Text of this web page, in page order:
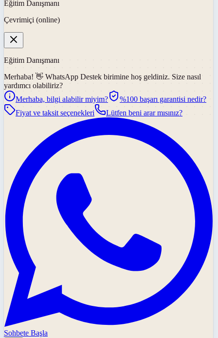
Eğitim Danışmanı
Çevrimiçi (online)
Eğitim Danışmanı
Merhaba! 👋 WhatsApp Destek birimine hoş geldiniz. Size nasıl
yardımcı olabiliriz?
Merhaba, bilgi alabilir miyim?
%100 başarı garantisi nedir?
Fiyat ve taksit seçenekleri
Lütfen beni arar mısınız?
Sohbete Başla